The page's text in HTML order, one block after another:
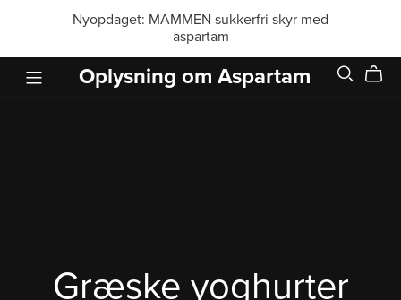
Nyopdaget: MAMMEN sukkerfri skyr med
aspartam
Oplysning om Aspartam
Græske yoghurter